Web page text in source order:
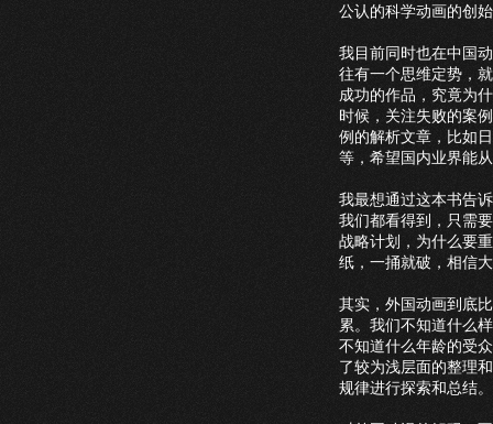
公认的科学动画的创
我目前同时也在中国
往有一个思维定势，
成功的作品，究竟为
时候，关注失败的案
例的解析文章，比如
等，希望国内业界能
我最想通过这本书告
我们都看得到，只需
战略计划，为什么要
纸，一捅就破，相信
其实，外国动画到底
累。我们不知道什么
不知道什么年龄的受
了较为浅层面的整理
规律进行探索和总结。